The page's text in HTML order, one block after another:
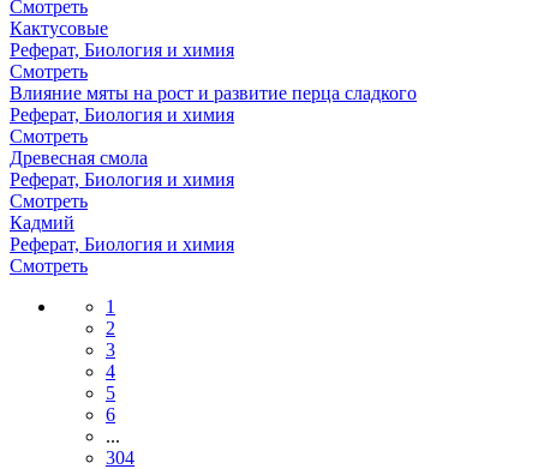
Смотреть
Кактусовые
Реферат, Биология и химия
Смотреть
Влияние мяты на рост и развитие перца сладкого
Реферат, Биология и химия
Смотреть
Древесная смола
Реферат, Биология и химия
Смотреть
Кадмий
Реферат, Биология и химия
Смотреть
1
2
3
4
5
6
...
304